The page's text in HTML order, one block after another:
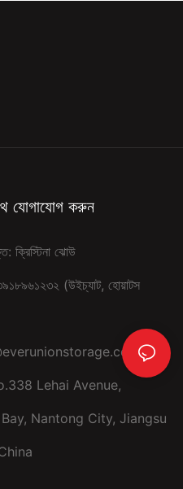
যোগাযোগ করুন
ক্রিস্টিনা ঝোউ
(উইচ্যাট, হোয়াটস
Lehai Avenue,
Nantong City, Jiangsu